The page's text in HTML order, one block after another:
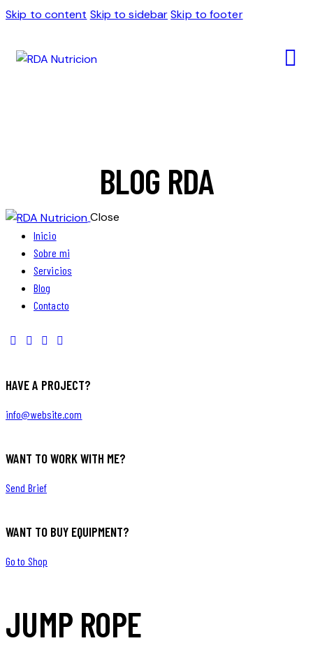
Skip to content Skip to sidebar Skip to footer
BLOG RDA
Close
Inicio
Sobre mi
Servicios
Blog
Contacto
HAVE A PROJECT?
info@website.com
WANT TO WORK WITH ME?
Send Brief
WANT TO BUY EQUIPMENT?
Go to Shop
JUMP ROPE